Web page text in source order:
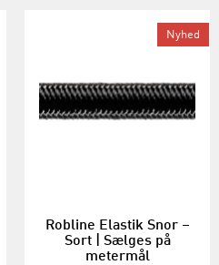
Nyhed
Robline Elastik Snor –
Sort | Sælges på
metermål